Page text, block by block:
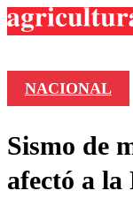
NACIONAL
Sismo de
afectó a la